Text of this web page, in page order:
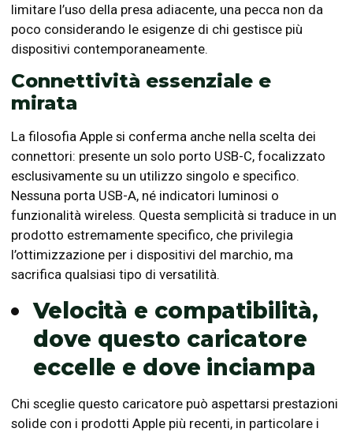
limitare l’uso della presa adiacente, una pecca non da
poco considerando le esigenze di chi gestisce più
dispositivi contemporaneamente.
Connettività essenziale e
mirata
La filosofia Apple si conferma anche nella scelta dei
connettori: presente un solo porto USB-C, focalizzato
esclusivamente su un utilizzo singolo e specifico.
Nessuna porta USB-A, né indicatori luminosi o
funzionalità wireless. Questa semplicità si traduce in un
prodotto estremamente specifico, che privilegia
l’ottimizzazione per i dispositivi del marchio, ma
sacrifica qualsiasi tipo di versatilità.
Velocità e compatibilità,
dove questo caricatore
eccelle e dove inciampa
Chi sceglie questo caricatore può aspettarsi prestazioni
solide con i prodotti Apple più recenti, in particolare i